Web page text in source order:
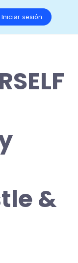
Iniciar sesión
&